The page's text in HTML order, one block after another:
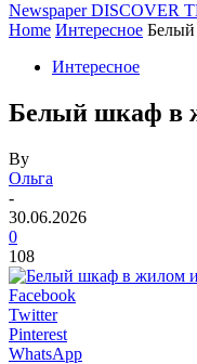
Newspaper DISCOVER
Home Интересное Белый
Интересное
Белый шкаф в
By
Ольга
-
30.06.2026
0
108
Facebook
Twitter
Pinterest
WhatsApp